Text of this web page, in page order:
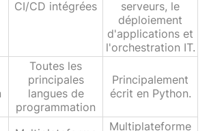
CI/CD intégrées
serveurs, le
déploiement
d'applications et
l'orchestration IT.
Toutes les
principales
langues de
programmation
Principalement
écrit en Python.
Multiplateforme